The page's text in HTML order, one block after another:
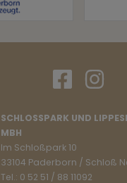
SCHLOSSPARK UND
MBH
Im Schloßpark 10
33104 Paderborn / Schloß
Tel.: 0 52 51 / 88 11092